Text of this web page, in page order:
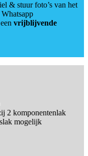
& stuur foto’s van het
vrijblijvende
2 komponentenlak
mogelijk